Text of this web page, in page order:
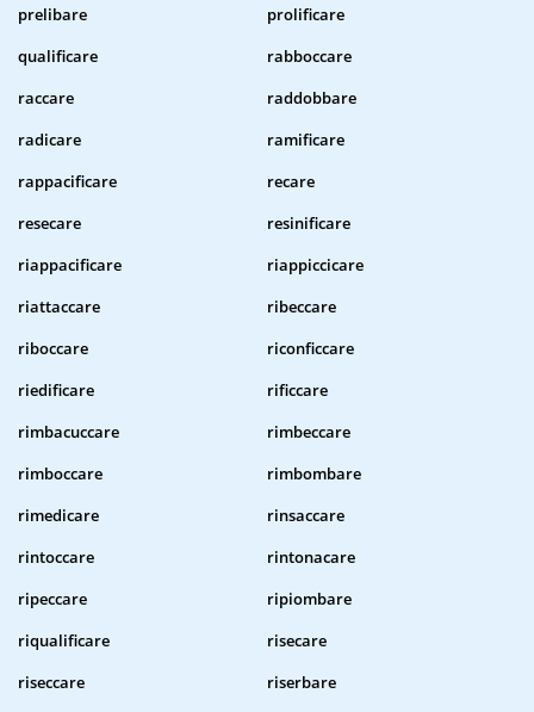
prelibare
prolificare
qualificare
rabboccare
raccare
raddobbare
radicare
ramificare
rappacificare
recare
resecare
resinificare
riappacificare
riappiccicare
riattaccare
ribeccare
riboccare
riconficcare
riedificare
rificcare
rimbacuccare
rimbeccare
rimboccare
rimbombare
rimedicare
rinsaccare
rintoccare
rintonacare
ripeccare
ripiombare
riqualificare
risecare
riseccare
riserbare